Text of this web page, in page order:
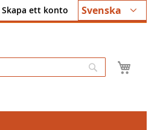
Språk
Svenska
Skapa ett konto
Sök